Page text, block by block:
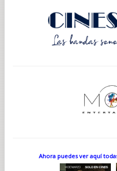
Ahora puedes ver aquí